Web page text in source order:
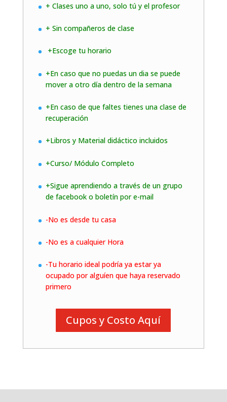
+ Clases uno a uno, solo tú y el profesor
+ Sin compañeros de clase
+Escoge tu horario
+En caso que no puedas un dia se puede
mover a otro día dentro de la semana
+En caso de que faltes tienes una clase de
recuperación
+Libros y Material didáctico incluidos
+Curso/ Módulo Completo
+Sigue aprendiendo a través de un grupo
de facebook o boletín por e-mail
-No es desde tu casa
-No es a cualquier Hora
-Tu horario ideal podría ya estar ya
ocupado por alguíen que haya reservado
primero
Cupos y Costo Aquí